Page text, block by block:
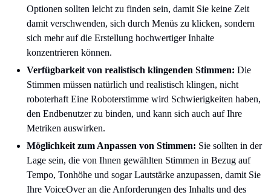
Optionen sollten leicht zu finden sein, damit Sie keine Zeit
damit verschwenden, sich durch Menüs zu klicken, sondern
sich mehr auf die Erstellung hochwertiger Inhalte
konzentrieren können.
Verfügbarkeit von realistisch klingenden Stimmen: Die
Stimmen müssen natürlich und realistisch klingen, nicht
roboterhaft Eine Roboterstimme wird Schwierigkeiten haben,
den Endbenutzer zu binden, und kann sich auch auf Ihre
Metriken auswirken.
Möglichkeit zum Anpassen von Stimmen: Sie sollten in der
Lage sein, die von Ihnen gewählten Stimmen in Bezug auf
Tempo, Tonhöhe und sogar Lautstärke anzupassen, damit Sie
Ihre VoiceOver an die Anforderungen des Inhalts und des